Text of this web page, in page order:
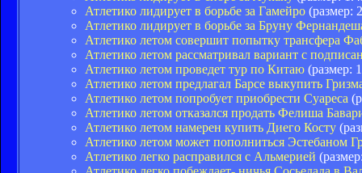
Атлетико лидирует в борьбе за Гамейро (размер:
Атлетико лидирует в борьбе за Бруну
Атлетико летом совершит попытку трансфера
Атлетико летом рассматривал вариант с
Атлетико летом проведет тур по Китаю (размер:
Атлетико летом предлагал Барсе выкупить
Атлетико летом попробует приобрести Суареса
Атлетико летом отказался продать Фелиша
Атлетико летом намерен купить Диего Косту
Атлетико летом может пополниться Эстебаном
Атлетико легко расправился с Альмерией